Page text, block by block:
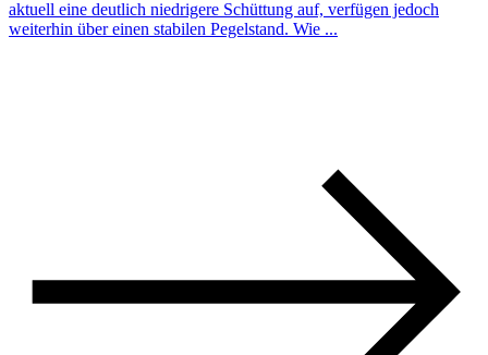
aktuell eine deutlich niedrigere Schüttung auf, verfügen jedoch
weiterhin über einen stabilen Pegelstand. Wie ...